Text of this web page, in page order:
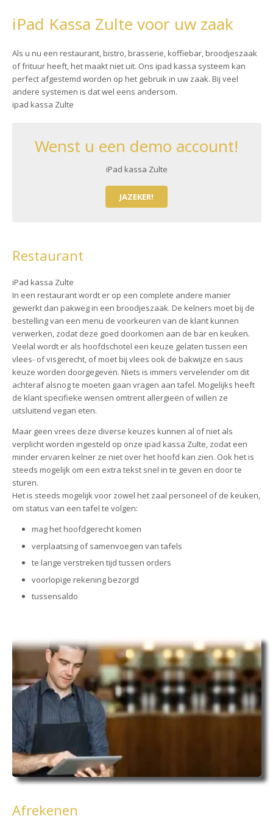
iPad Kassa Zulte voor uw zaak
Als u nu een restaurant, bistro, brasserie, koffiebar, broodjeszaak
of frituur heeft, het maakt niet uit. Ons ipad kassa systeem kan
perfect afgestemd worden op het gebruik in uw zaak. Bij veel
andere systemen is dat wel eens andersom.
ipad kassa Zulte
Wenst u een demo account!
iPad kassa Zulte
JAZEKER!
Restaurant
iPad kassa Zulte
In een restaurant wordt er op een complete andere manier
gewerkt dan pakweg in een broodjeszaak. De kelners moet bij de
bestelling van een menu de voorkeuren van de klant kunnen
verwerken, zodat deze goed doorkomen aan de bar en keuken.
Veelal wordt er als hoofdschotel een keuze gelaten tussen een
vlees- of visgerecht, of moet bij vlees ook de bakwijze en saus
keuze worden doorgegeven. Niets is immers vervelender om dit
achteraf alsnog te moeten gaan vragen aan tafel. Mogelijks heeft
de klant specifieke wensen omtrent allergieën of willen ze
uitsluitend vegan eten.
Maar geen vrees deze diverse keuzes kunnen al of niet als
verplicht worden ingesteld op onze ipad kassa Zulte, zodat een
minder ervaren kelner ze niet over het hoofd kan zien. Ook het is
steeds mogelijk om een extra tekst snel in te geven en door te
sturen.
Het is steeds mogelijk voor zowel het zaal personeel of de keuken,
om status van een tafel te volgen:
mag het hoofdgerecht komen
verplaatsing of samenvoegen van tafels
te lange verstreken tijd tussen orders
voorlopige rekening bezorgd
tussensaldo
Afrekenen